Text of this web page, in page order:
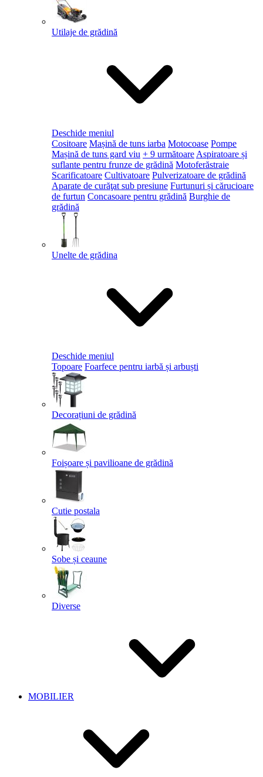
Utilaje de grădină
Deschide meniul
Cositoare Mașină de tuns iarba Motocoase Pompe
Mașină de tuns gard viu + 9 următoare Aspiratoare și
suflante pentru frunze de grădină Motoferăstraie
Scarificatoare Cultivatoare Pulverizatoare de grădină
Aparate de curăţat sub presiune Furtunuri și cărucioare
de furtun Concasoare pentru grădină Burghie de
grădină
Unelte de grădina
Deschide meniul
Topoare Foarfece pentru iarbă și arbuști
Decorațiuni de grădină
Foișoare și pavilioane de grădină
Cutie postala
Sobe și ceaune
Diverse
MOBILIER